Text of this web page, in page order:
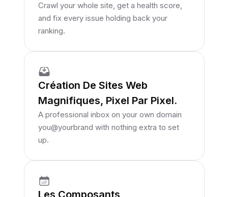
Crawl your whole site, get a health score,
and fix every issue holding back your
ranking.
Création De Sites Web
Magnifiques, Pixel Par Pixel.
A professional inbox on your own domain
you@yourbrand with nothing extra to set
up.